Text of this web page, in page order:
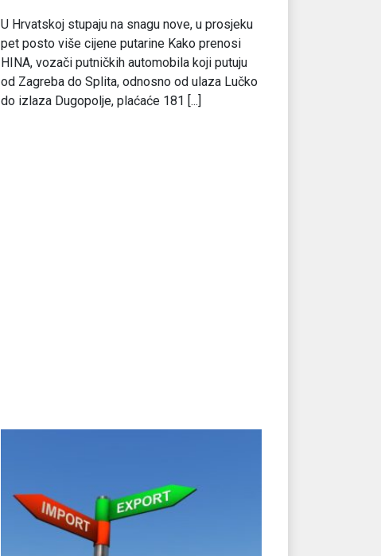
U Hrvatskoj stupaju na snagu nove, u prosjeku
pet posto više cijene putarine Kako prenosi
HINA, vozači putničkih automobila koji putuju
od Zagreba do Splita, odnosno od ulaza Lučko
do izlaza Dugopolje, plaćaće 181 [...]